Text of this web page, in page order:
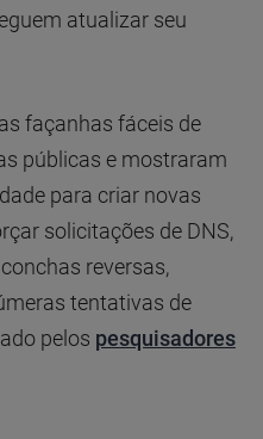
atualizar seu
façanhas fáceis de
públicas e mostraram
para criar novas
solicitações de DNS,
reversas,
tentativas de
pelos pesquisadores